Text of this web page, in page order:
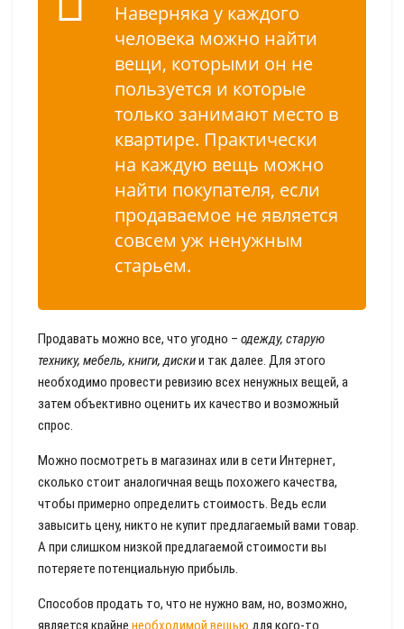
Наверняка у каждого
человека можно найти
вещи, которыми он не
пользуется и которые
только занимают место в
квартире. Практически
на каждую вещь можно
найти покупателя, если
продаваемое не является
совсем уж ненужным
старьем.
Продавать можно все, что угодно – одежду, старую
технику, мебель, книги, дискии так далее. Для этого
необходимо провести ревизию всех ненужных вещей, а
затем объективно оценить их качество и возможный
спрос.
Можно посмотреть в магазинах или в сети Интернет,
сколько стоит аналогичная вещь похожего качества,
чтобы примерно определить стоимость. Ведь если
завысить цену, никто не купит предлагаемый вами товар.
А при слишком низкой предлагаемой стоимости вы
потеряете потенциальную прибыль.
Способов продать то, что не нужно вам, но, возможно,
является крайне необходимой вещью для кого-то